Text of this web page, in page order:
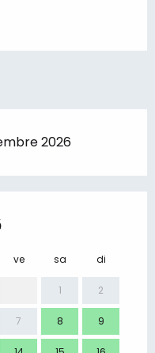
2026
ve sa di
1 2
7 8 9